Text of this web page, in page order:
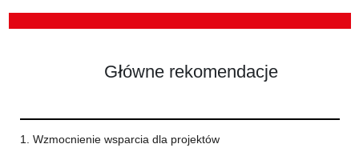
Główne rekomendacje
1. Wzmocnienie wsparcia dla projektów